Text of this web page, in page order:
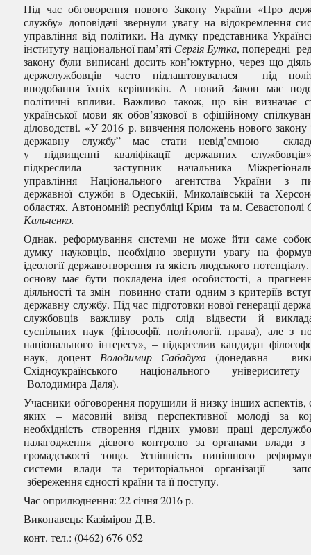
Під час обговорення нового Закону України «Про
службу» доповідачі звернули увагу на відокремлення
управління від політики. На думку представника
інституту національної пам’яті Сергія Бутка, попередні
закону були виписані досить кон’юктурно, через що
держслужбовців часто підлаштовувалася під
вподобання їхніх керівників. А новий Закон має
політичні впливи. Важливо також, що він визначає
української мови як обов’язкової в офіційному
діловодстві. «У 2016 р. вивчення положень нового
державну службу” має стати невід’ємною
у підвищенні кваліфікації державних
підкреслила заступник начальника
управління Національного агентства України з
державної служби в Одеській, Миколаївській та
областях, Автономній республіці Крим та м. Севастополі
Кальченко.
Однак, реформування системи не може йти саме
думку науковців, необхідно звернути увагу на
ідеології державотворення та якість людського
основу має бути покладена ідея особистості, а
діяльності та змін повинно стати одним з критеріїв
державну службу. Під час підготовки нової генерації
службовців важливу роль слід відвести й
суспільних наук (філософії, політології, права), але з
національного інтересу», – підкреслив кандидат
наук, доцент Володимир Сабадуха(донедавна –
Східноукраїнського національного
Володимира Даля).
Учасники обговорення порушили й низку інших аспектів,
яких – масовий виїзд перспективної молоді за
необхідність створення гідних умови праці
налагодження дієвого контролю за органами влади з
громадськості тощо. Успішність нинішного
системи влади та територіальної організації –
збереження єдності країни та її поступу.
Час оприлюднення: 22 січня 2016 р.
Виконавець: Казіміров Д.В.
конт. тел.: (0462) 676 052